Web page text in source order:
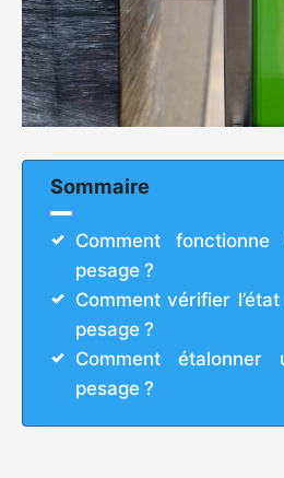
Sommaire
Comment
pesage ?
Comment vérifier
pesage ?
Comment
pesage ?